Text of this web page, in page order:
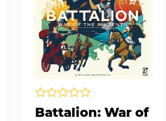
Battalion: War of